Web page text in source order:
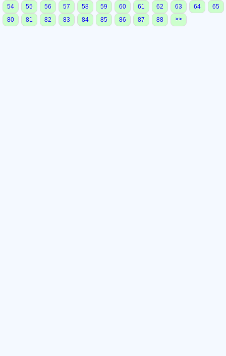
54
55 56 57 58 59 60 61 62 63 64
65
80
81 82 83 84 85 86 87 88 >>